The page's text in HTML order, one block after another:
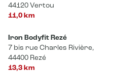
44120 Vertou
11,0 km
Iron Bodyfit Rezé
7 bis rue Charles Rivière,
44400 Rezé
13,3 km